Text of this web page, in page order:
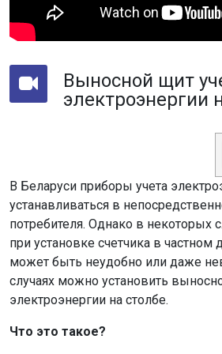
Выносной щит
электроэнергии
В Беларуси приборы учета
устанавливаться в
потребителя. Однако в некоторых
при установке счетчика в частном
может быть неудобно или даже
случаях можно установить
электроэнергии на столбе.
Что это такое?